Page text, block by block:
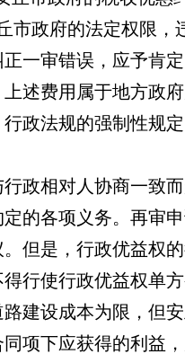
市政府的法定权限
一审错误，应予肯
述费用属于地方政
政法规的强制性规定
政相对人协商一致
的各项义务。再审
但是，行政优益权
行使行政优益权单
建设成本为限，但
项下应获得的利益